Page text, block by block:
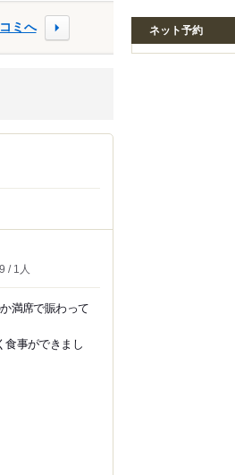
ミへ
1人
満席で賑わって
事ができまし
ネット予約